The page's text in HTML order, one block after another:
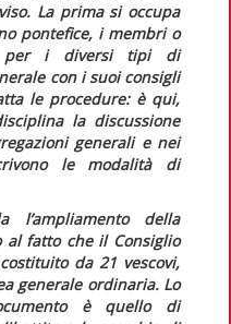
La prima si occupa
pontefice, i membri o
per i diversi tipi di
con i suoi consigli
le procedure: è qui,
la discussione
generali e nei
le modalità di
della
al fatto che il Consiglio
da 21 vescovi,
generale ordinaria. Lo
è quello di